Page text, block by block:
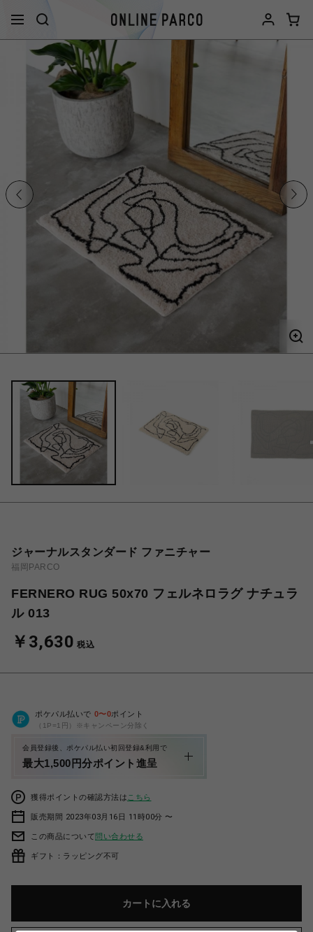
ジャーナルスタンダード ファニチャー
福岡PARCO
FERNERO RUG 50x70 フェルネロラグ ナチュラ
ル 013
￥3,630 税込
ポケパル払いで 0〜0ポイント
（1P=1円）※キャンペーン分除く
会員登録後、ポケパル払い初回登録&利用で
最大1,500円分ポイント進呈
獲得ポイントの確認方法は こちら
販売期間 2023年03月16日 11時00分 〜
この商品について問い合わせる
ギフト：ラッピング不可
カートに入れる